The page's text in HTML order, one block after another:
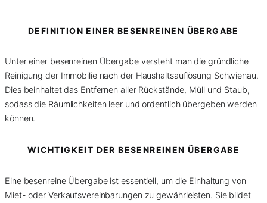
DEFINITION EINER BESENREINEN ÜBERGABE
Unter einer besenreinen Übergabe versteht man die gründliche
Reinigung der Immobilie nach der Haushaltsauflösung Schwienau.
Dies beinhaltet das Entfernen aller Rückstände, Müll und Staub,
sodass die Räumlichkeiten leer und ordentlich übergeben werden
können.
WICHTIGKEIT DER BESENREINEN ÜBERGABE
Eine besenreine Übergabe ist essentiell, um die Einhaltung von
Miet- oder Verkaufsvereinbarungen zu gewährleisten. Sie bildet